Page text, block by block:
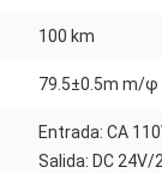
100 km
79.5±0.5m m/
Entrada: CA
Salida: DC 24V/